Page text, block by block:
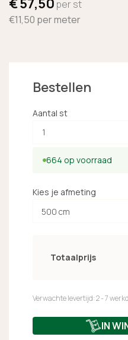
€57,50 per st
€11,50 per meter
Bestellen
Kies je afmeting
664 op voorraad
Aantal st
Totaalprijs
Verwachte levertijd: 2 - 7
IN